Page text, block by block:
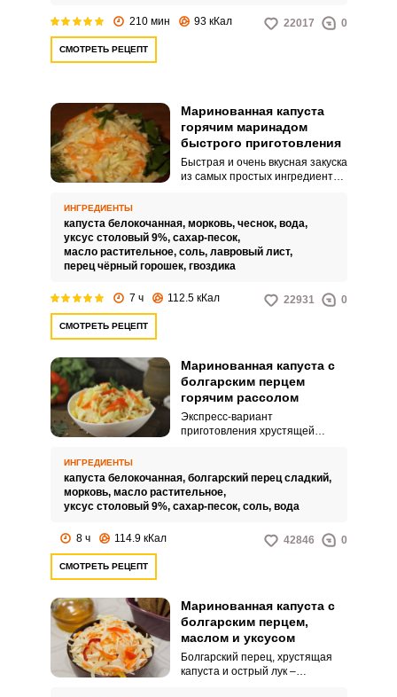
210 мин 93 кКал 22017 0
СМОТРЕТЬ РЕЦЕПТ
Маринованная капуста
горячим маринадом
быстрого приготовления
Быстрая и очень вкусная закуска
из самых простых ингредиентов,
много времени и сил, а
результат вас удивит.
ИНГРЕДИЕНТЫ
капуста белокочанная, морковь, чеснок, вода,
уксус столовый 9%, сахар-песок,
масло растительное, соль, лавровый лист,
перец чёрный горошек, гвоздика
7 ч 112.5 кКал 22931 0
СМОТРЕТЬ РЕЦЕПТ
Маринованная капуста с
болгарским перцем
горячим рассолом
Экспресс-вариант
приготовления хрустящей
ведь такая капуста готова уже
на следующий день. В отличие
от квашения, время
получается очень насыщенной,
ИНГРЕДИЕНТЫ
капуста белокочанная, болгарский перец сладкий,
морковь, масло растительное,
уксус столовый 9%, сахар-песок, соль, вода
8 ч 114.9 кКал 42846 0
СМОТРЕТЬ РЕЦЕПТ
Маринованная капуста с
болгарским перцем,
маслом и уксусом
Болгарский перец, хрустящая
капуста и острый лук –